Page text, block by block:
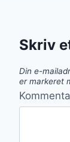
Skriv
Din e-
er markeret